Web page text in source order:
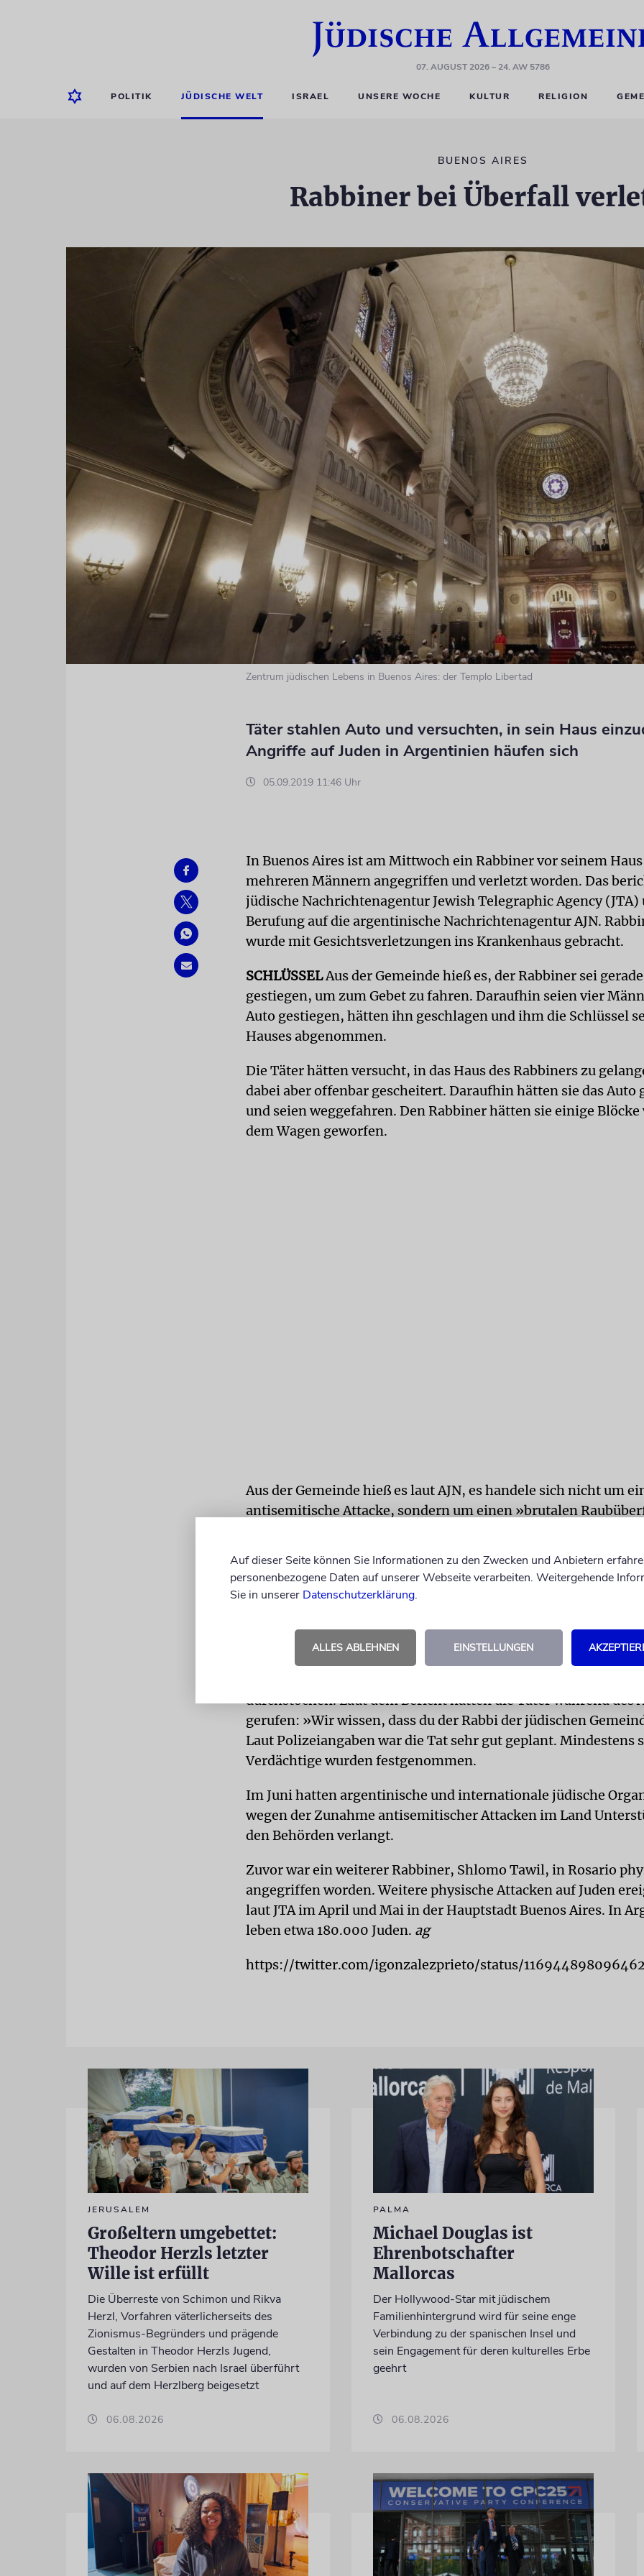
07. AUGUST 2026– 24. AW 5786
POLITIK JÜDISCHE WELT ISRAEL UNSERE WOCHE KULTUR RELIGION
BUENOS AIRES
Rabbiner bei Überfall
Zentrum jüdischen Lebens in Buenos Aires: der Templo Libertad
Täter stahlen Auto und versuchten, in sein Haus
Angriffe auf Juden in Argentinien häufen sich
05.09.2019 11:46 Uhr
In Buenos Aires ist am Mittwoch ein Rabbiner vor seinem
mehreren Männern angegriffen und verletzt worden. Das
jüdische Nachrichtenagentur Jewish Telegraphic Agency (JTA)
Berufung auf die argentinische Nachrichtenagentur AJN.
wurde mit Gesichtsverletzungen ins Krankenhaus gebracht.
SCHLÜSSELAus der Gemeinde hieß es, der Rabbiner sei
gestiegen, um zum Gebet zu fahren. Daraufhin seien vier
Auto gestiegen, hätten ihn geschlagen und ihm die Schlüssel
Hauses abgenommen.
Die Täter hätten versucht, in das Haus des Rabbiners zu
dabei aber offenbar gescheitert. Daraufhin hätten sie das Auto
und seien weggefahren. Den Rabbiner hätten sie einige Blöcke
dem Wagen geworfen.
Aus der Gemeinde hieß es laut AJN, es handele sich nicht um
antisemitische Attacke, sondern um einen »brutalen
Davidovich, von einer Gruppe von Männern brutal
worden, die mitten in der Nacht in sein Haus in Buenos Aires
Sie stahlen laut JTA umgerechnet fast 5000 Euo, Juwelen und
schwarzen Hut, den charedische Juden üblicherweise tragen.
RIPPEN Davidovich wurde mit schweren Verletzungen ins
durchstochen. Laut dem Bericht hatten die Täter während des
gerufen: »Wir wissen, dass du der Rabbi der jüdischen
Laut Polizeiangaben war die Tat sehr gut geplant. Mindestens
Verdächtige wurden festgenommen.
Im Juni hatten argentinische und internationale jüdische
wegen der Zunahme antisemitischer Attacken im Land
den Behörden verlangt.
Zuvor war ein weiterer Rabbiner, Shlomo Tawil, in Rosario
angegriffen worden. Weitere physische Attacken auf Juden
laut JTA im April und Mai in der Hauptstadt Buenos Aires. In
leben etwa 180.000 Juden. ag
https://twitter.com/igonzalezprieto/status/
JERUSALEM
Großeltern umgebettet:
Theodor Herzls letzter
Wille ist erfüllt
Die Überreste von Schimon und Rikva
Herzl, Vorfahren väterlicherseits des
Zionismus-Begründers und prägende
Gestalten in Theodor Herzls Jugend,
wurden von Serbien nach Israel überführt
und auf dem Herzlberg beigesetzt
06.08.2026
PALMA
Michael Douglas ist
Ehrenbotschafter
Mallorcas
Der Hollywood-Star mit jüdischem
Familienhintergrund wird für seine enge
Verbindung zu der spanischen Insel und
sein Engagement für deren kulturelles Erbe
geehrt
06.08.2026
Auf dieser Seite können Sie Informationen zu den Zwecken und Anbietern
personenbezogene Daten auf unserer Webseite verarbeiten. Weitergehende
Sie in unserer Datenschutzerklärung.
ALLES ABLEHNEN EINSTELLUNGEN